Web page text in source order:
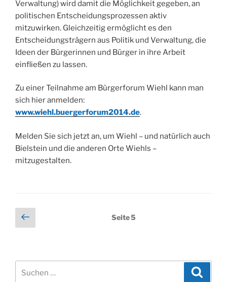
Verwaltung) wird damit die Möglichkeit gegeben, an
politischen Entscheidungsprozessen aktiv
mitzuwirken. Gleichzeitig ermöglicht es den
Entscheidungsträgern aus Politik und Verwaltung, die
Ideen der Bürgerinnen und Bürger in ihre Arbeit
einfließen zu lassen.
Zu einer Teilnahme am Bürgerforum Wiehl kann man
sich hier anmelden:
www.wiehl.buergerforum2014.de.
Melden Sie sich jetzt an, um Wiehl – und natürlich auch
Bielstein und die anderen Orte Wiehls –
mitzugestalten.
Seitennummerierung
der
Vorherige
Seite
Seite5
nach: